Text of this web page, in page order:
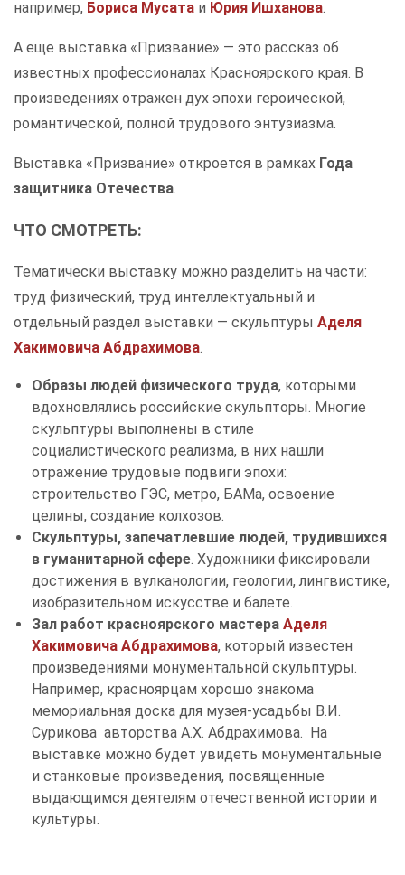
например, Бориса Мусата и Юрия Ишханова.
А еще выставка «Призвание» — это рассказ об
известных профессионалах Красноярского края. В
произведениях отражен дух эпохи героической,
романтической, полной трудового энтузиазма.
Выставка «Призвание» откроется в рамках Года
защитника Отечества.
ЧТО СМОТРЕТЬ:
Тематически выставку можно разделить на части:
труд физический, труд интеллектуальный и
отдельный раздел выставки — скульптуры Аделя
Хакимовича Абдрахимова.
Образы людей физического труда, которыми
вдохновлялись российские скульпторы. Многие
скульптуры выполнены в стиле
социалистического реализма, в них нашли
отражение трудовые подвиги эпохи:
строительство ГЭС, метро, БАМа, освоение
целины, создание колхозов.
Скульптуры, запечатлевшие людей, трудившихся
в гуманитарной сфере. Художники фиксировали
достижения в вулканологии, геологии, лингвистике,
изобразительном искусстве и балете.
Зал работ красноярского мастера Аделя
Хакимовича Абдрахимова, который известен
произведениями монументальной скульптуры.
Например, красноярцам хорошо знакома
мемориальная доска для музея-усадьбы В.И.
Сурикова авторства А.Х. Абдрахимова. На
выставке можно будет увидеть монументальные
и станковые произведения, посвященные
выдающимся деятелям отечественной истории и
культуры.